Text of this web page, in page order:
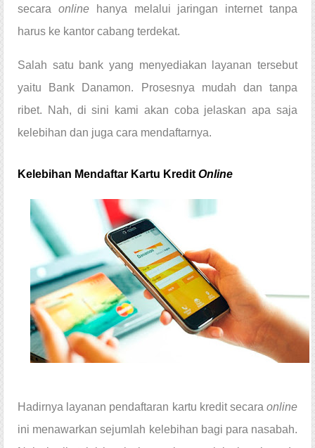
secara online
hanya melalui jaringan internet tanpa
harus ke kantor cabang terdekat.
Salah satu bank yang menyediakan layanan tersebut
yaitu Bank Danamon. Prosesnya mudah dan tanpa
ribet. Nah, di sini kami akan coba jelaskan apa saja
kelebihan dan juga cara mendaftarnya.
Kelebihan Mendaftar Kartu Kredit Online
Hadirnya layanan pendaftaran kartu kredit secara
ini menawarkan sejumlah kelebihan bagi para nasabah.